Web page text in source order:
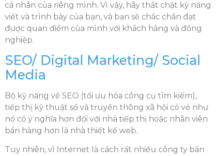
cá nhân của riêng mình. Vì vậy, hãy thắt chặt kỹ năng
viết và trình bày của bạn, và bạn sẽ chắc chắn đạt
được quan điểm của mình với khách hàng và đồng
nghiệp.
SEO/ Digital Marketing/ Social
Media
Bộ kỹ năng về SEO (tối ưu hóa công cụ tìm kiếm),
tiếp thị kỹ thuật số và truyền thông xã hội có vẻ như
nó có ý nghĩa hơn đối với nhà tiếp thị hoặc nhân viên
bán hàng hơn là nhà thiết kế web.
Tuy nhiên, vì Internet là cách rất nhiều công ty bán